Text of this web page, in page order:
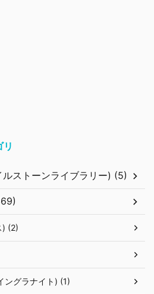
リ
ストーンライブラリー) (5)
) (2)
ングラナイト) (1)